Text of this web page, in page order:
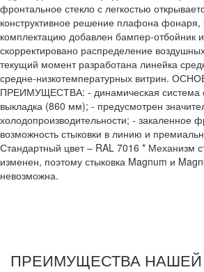
фронтальное стекло с легкостью
конструктивное решение плафона фонаря,
комплектацию добавлен бампер-отбойник
скорректировано распределение
текущий момент разработана линейка
средне-низкотемпературных витрин.
ПРЕИМУЩЕСТВА: - динамическая система
выкладка (860 мм); - предусмотрен
холодопроизводительности; - закаленное
возможность стыковки в линию и
Стандартный цвет – RAL 7016 * Механизм
изменен, поэтому стыковка Magnum и
невозможна.
ПРЕИМУЩЕСТВА